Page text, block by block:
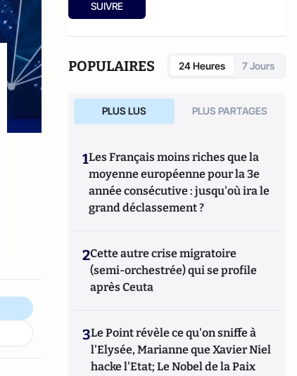
SUIVRE
POPULAIRES 24 Heures 7 Jours
PLUS LUS PLUS PARTAGES
1Les Français moins riches que la
moyenne européenne pour la 3e
année consécutive : jusqu'où ira le
grand déclassement ?
2Cette autre crise migratoire
(semi-orchestrée) qui se profile
après Ceuta
3Le Point révèle ce qu'on sniffe à
l'Elysée, Marianne que Xavier Niel
hacke l'Etat; Le Nobel de la Paix